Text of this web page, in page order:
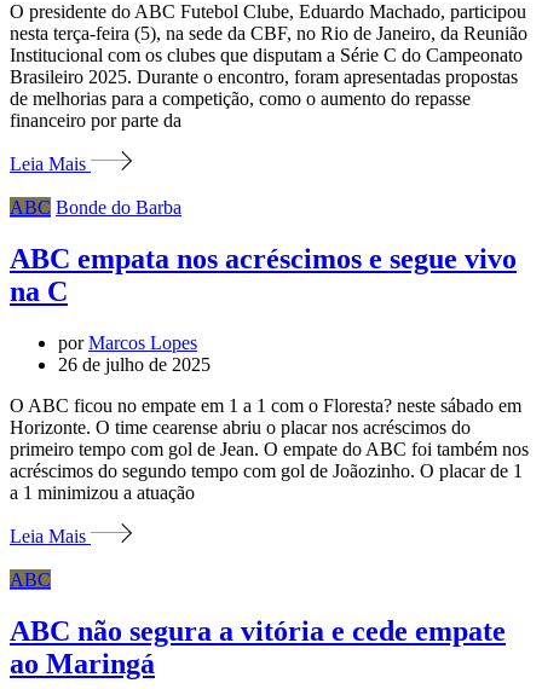
O presidente do ABC Futebol Clube, Eduardo Machado, participou
nesta terça-feira (5), na sede da CBF, no Rio de Janeiro, da Reunião
Institucional com os clubes que disputam a Série C do Campeonato
Brasileiro 2025. Durante o encontro, foram apresentadas propostas
de melhorias para a competição, como o aumento do repasse
financeiro por parte da
Leia Mais
ABC Bonde do Barba
ABC empata nos acréscimos e segue vivo
na C
porMarcos Lopes
26 de julho de 2025
O ABC ficou no empate em 1 a 1 com o Floresta? neste sábado em
Horizonte. O time cearense abriu o placar nos acréscimos do
primeiro tempo com gol de Jean. O empate do ABC foi também nos
acréscimos do segundo tempo com gol de Joãozinho. O placar de 1
a 1 minimizou a atuação
Leia Mais
ABC
ABC não segura a vitória e cede empate
ao Maringá